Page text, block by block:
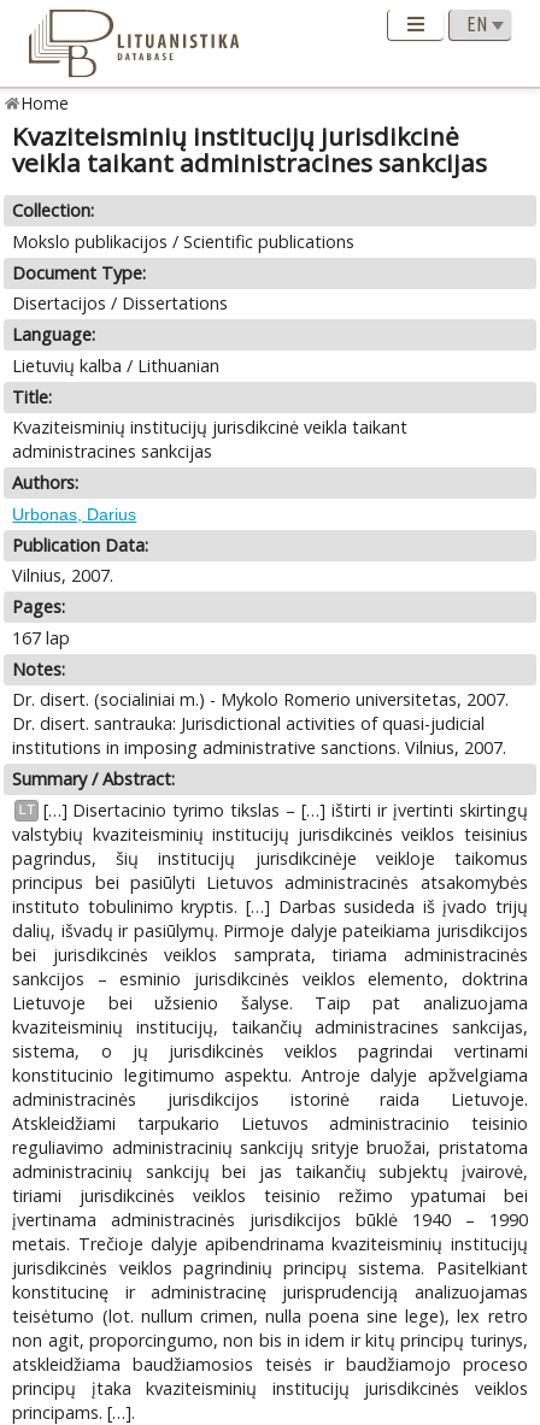
Home
Kvaziteisminių institucijų jurisdikcinė
veikla taikant administracines sankcijas
Collection:
Mokslo publikacijos / Scientific publications
Document Type:
Disertacijos / Dissertations
Language:
Lietuvių kalba / Lithuanian
Title:
Kvaziteisminių institucijų jurisdikcinė veikla taikant
administracines sankcijas
Authors:
Urbonas, Darius
Publication Data:
Vilnius, 2007.
Pages:
167 lap
Notes:
Dr. disert. (socialiniai m.) - Mykolo Romerio universitetas, 2007.
Dr. disert. santrauka: Jurisdictional activities of quasi-judicial
institutions in imposing administrative sanctions. Vilnius, 2007.
Summary / Abstract:
LT […] Disertacinio tyrimo tikslas – […] ištirti ir įvertinti skirtingų
valstybių kvaziteisminių institucijų jurisdikcinės veiklos teisinius
pagrindus, šių institucijų jurisdikcinėje veikloje taikomus
principus bei pasiūlyti Lietuvos administracinės atsakomybės
instituto tobulinimo kryptis. […] Darbas susideda iš įvado trijų
dalių, išvadų ir pasiūlymų. Pirmoje dalyje pateikiama jurisdikcijos
bei jurisdikcinės veiklos samprata, tiriama administracinės
sankcijos – esminio jurisdikcinės veiklos elemento, doktrina
Lietuvoje bei užsienio šalyse. Taip pat analizuojama
kvaziteisminių institucijų, taikančių administracines sankcijas,
sistema, o jų jurisdikcinės veiklos pagrindai vertinami
konstitucinio legitimumo aspektu. Antroje dalyje apžvelgiama
administracinės jurisdikcijos istorinė raida Lietuvoje.
Atskleidžiami tarpukario Lietuvos administracinio teisinio
reguliavimo administracinių sankcijų srityje bruožai, pristatoma
administracinių sankcijų bei jas taikančių subjektų įvairovė,
tiriami jurisdikcinės veiklos teisinio režimo ypatumai bei
įvertinama administracinės jurisdikcijos būklė 1940 – 1990
metais. Trečioje dalyje apibendrinama kvaziteisminių institucijų
jurisdikcinės veiklos pagrindinių principų sistema. Pasitelkiant
konstitucinę ir administracinę jurisprudenciją analizuojamas
teisėtumo (lot. nullum crimen, nulla poena sine lege), lex retro
non agit, proporcingumo, non bis in idem ir kitų principų turinys,
atskleidžiama baudžiamosios teisės ir baudžiamojo proceso
principų įtaka kvaziteisminių institucijų jurisdikcinės veiklos
principams. […].